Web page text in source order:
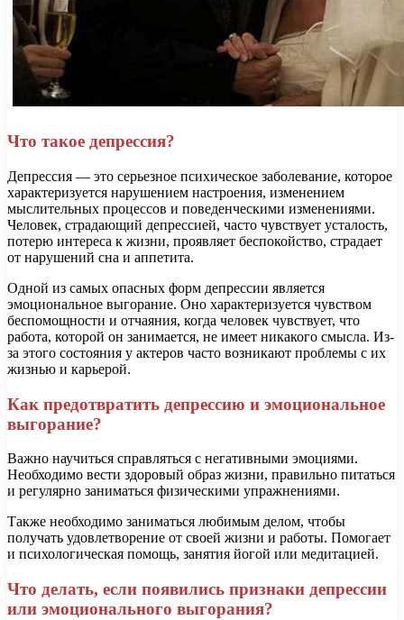
Что такое депрессия?
Депрессия — это серьезное психическое заболевание, которое
характеризуется нарушением настроения, изменением
мыслительных процессов и поведенческими изменениями.
Человек, страдающий депрессией, часто чувствует усталость,
потерю интереса к жизни, проявляет беспокойство, страдает
от нарушений сна и аппетита.
Одной из самых опасных форм депрессии является
эмоциональное выгорание. Оно характеризуется чувством
беспомощности и отчаяния, когда человек чувствует, что
работа, которой он занимается, не имеет никакого смысла. Из-
за этого состояния у актеров часто возникают проблемы с их
жизнью и карьерой.
Как предотвратить депрессию и эмоциональное
выгорание?
Важно научиться справляться с негативными эмоциями.
Необходимо вести здоровый образ жизни, правильно питаться
и регулярно заниматься физическими упражнениями.
Также необходимо заниматься любимым делом, чтобы
получать удовлетворение от своей жизни и работы. Помогает
и психологическая помощь, занятия йогой или медитацией.
Что делать, если появились признаки депрессии
или эмоционального выгорания?